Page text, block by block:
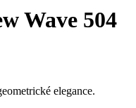
Wave 504
elegance.